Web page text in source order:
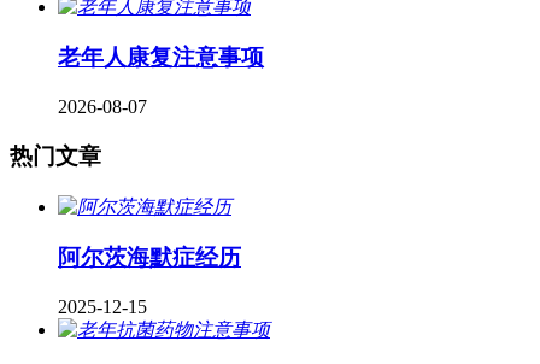
老年人康复注意事项
2026-08-07
热门文章
阿尔茨海默症经历
2025-12-15